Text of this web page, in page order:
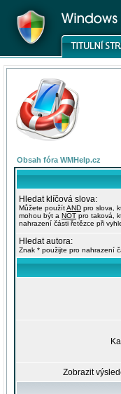
Obsah fóra WMHelp.cz
Hledat klíčová slova:
Můžete použítAND pro slova,
mohou být a NOT pro taková,
nahrazení části řetězce při
Hledat autora:
Znak * použijte pro nahrazení
Zobrazit